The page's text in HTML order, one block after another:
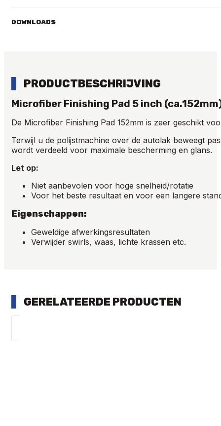
DOWNLOADS
PRODUCTBESCHRIJVING
Microfiber Finishing Pad 5 inch
De Microfiber Finishing Pad 152mm is zeer geschikt
Terwijl u de polijstmachine over de autolak beweegt
wordt verdeeld voor maximale bescherming en glans.
Let op:
Niet aanbevolen voor hoge snelheid/rotatie
Voor het beste resultaat en voor een langere
Eigenschappen:
Geweldige afwerkingsresultaten
Verwijder swirls, waas, lichte krassen etc.
GERELATEERDE PRODUCTEN